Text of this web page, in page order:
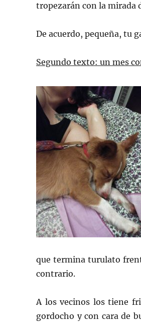
tropezarán con la mirada
De acuerdo, pequeña, tu
Segundo texto: un mes
que termina turulato
contrario.
A los vecinos los tiene
gordocho y con cara de